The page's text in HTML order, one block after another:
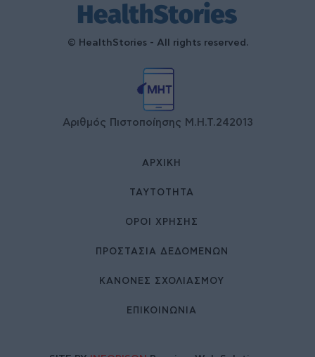
© HealthStories - All rights reserved.
Αριθμός Πιστοποίησης Μ.Η.Τ.242013
ΑΡΧΙΚΉ
ΤΑΥΤΌΤΗΤΑ
ΌΡΟΙ ΧΡΉΣΗΣ
ΠΡΟΣΤΑΣΙΑ ΔΕΔΟΜΕΝΩΝ
ΚΑΝΟΝΕΣ ΣΧΟΛΙΑΣΜΟΥ
ΕΠΙΚΟΙΝΩΝΊΑ